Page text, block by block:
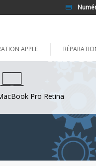
APPLE
Pro Retina